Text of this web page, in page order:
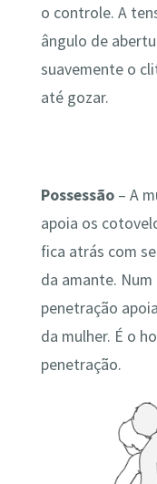
o controle. A
ângulo de
suavemente o
até gozar.
Possessão– A
apoia os
fica atrás com
da amante.
penetração
da mulher. É o
penetração.